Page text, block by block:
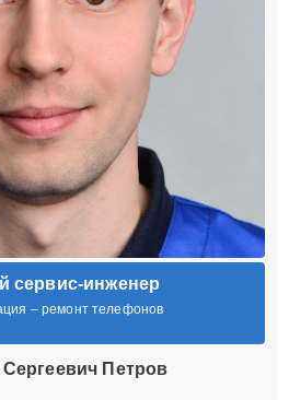
сервис-инженер
– ремонт телефонов
Петров